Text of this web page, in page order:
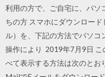
利用の方で、ご自宅に、パソ
ちの方 スマホにダウンロー
ル）を、下記の方法でパソ
操作により 2019年7月9日 こ
べて表示する方法は次のとお